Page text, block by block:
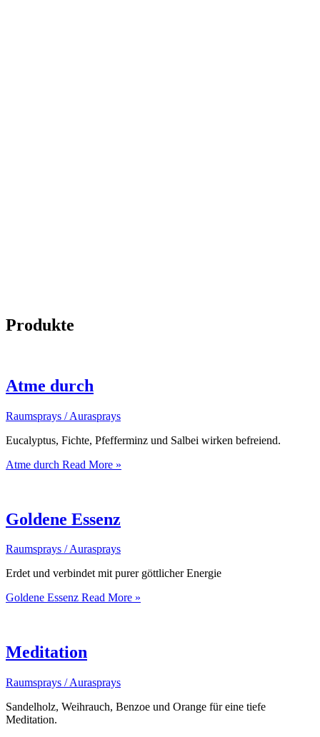
Produkte
Atme durch
Raumsprays / Aurasprays
Eucalyptus, Fichte, Pfefferminz und Salbei wirken befreiend.
Atme durch Read More »
Goldene Essenz
Raumsprays / Aurasprays
Erdet und verbindet mit purer göttlicher Energie
Goldene Essenz Read More »
Meditation
Raumsprays / Aurasprays
Sandelholz, Weihrauch, Benzoe und Orange für eine tiefe
Meditation.